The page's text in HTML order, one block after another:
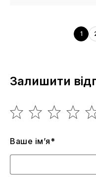
1
Залишити
Ваше ім’я*